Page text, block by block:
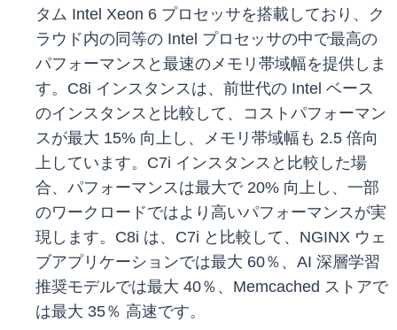
タム Intel Xeon 6 プロセッサを搭載しており、ク
ラウド内の同等の Intel プロセッサの中で最高の
パフォーマンスと最速のメモリ帯域幅を提供しま
す。C8i インスタンスは、前世代の Intel ベース
のインスタンスと比較して、コストパフォーマン
スが最大 15% 向上し、メモリ帯域幅も 2.5 倍向
上しています。C7i インスタンスと比較した場
合、パフォーマンスは最大で 20% 向上し、一部
のワークロードではより高いパフォーマンスが実
現します。C8i は、C7i と比較して、NGINX ウェ
ブアプリケーションでは最大 60％、AI 深層学習
推奨モデルでは最大 40％、Memcached ストアで
は最大 35％ 高速です。